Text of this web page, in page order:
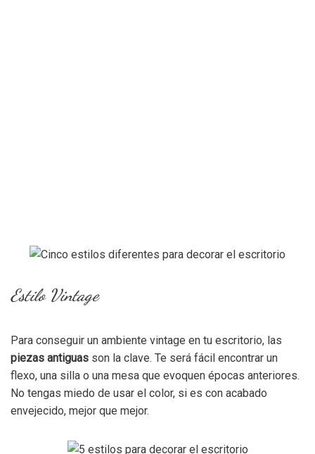
Estilo Vintage
Para conseguir un ambiente vintage en tu escritorio, las
piezas antiguas son la clave. Te será fácil encontrar un
flexo, una silla o una mesa que evoquen épocas anteriores.
No tengas miedo de usar el color, si es con acabado
envejecido, mejor que mejor.